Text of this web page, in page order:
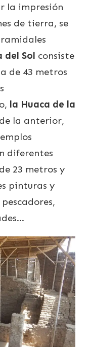
la impresión
de tierra, se
del Sol consiste
de 43 metros
la Huaca de la
la anterior,
diferentes
23 metros y
pinturas y